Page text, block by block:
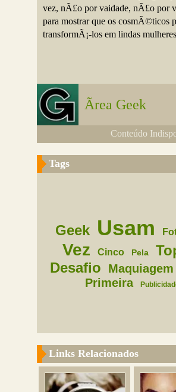
vez, nÃ£o por vaidade, nÃ£o por
para mostrar que os cosmÃ©ticos
transformÃ¡-los em lindas
Ãrea Geek
Conteúdo
Tags
Geek Usam
Vez Cinco Pela
Desafio
Maquiagem
Primeira
Links Relacionados